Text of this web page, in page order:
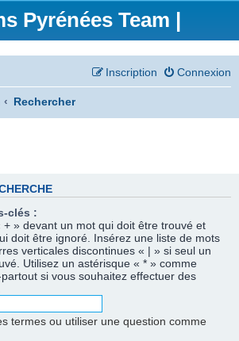
Pyrénées Team |
Connexion
Inscription
Rechercher
clés :
» devant un mot qui doit être trouvé et
doit être ignoré. Insérez une liste de mots
verticales discontinues « | » si seul un
Utilisez un astérisque « * » comme
si vous souhaitez effectuer des
termes ou utiliser une question comme